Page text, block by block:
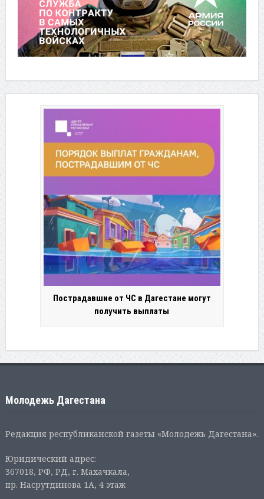
Пострадавшие от ЧС в Дагестане могут
получить выплаты
Молодежь Дагестана
Редакция республиканской газеты «Молодежь Дагестана».
Юридический адрес:
367018, РФ, РД, г. Махачкала,
пр. Насрутдинова 1А, 4 этаж